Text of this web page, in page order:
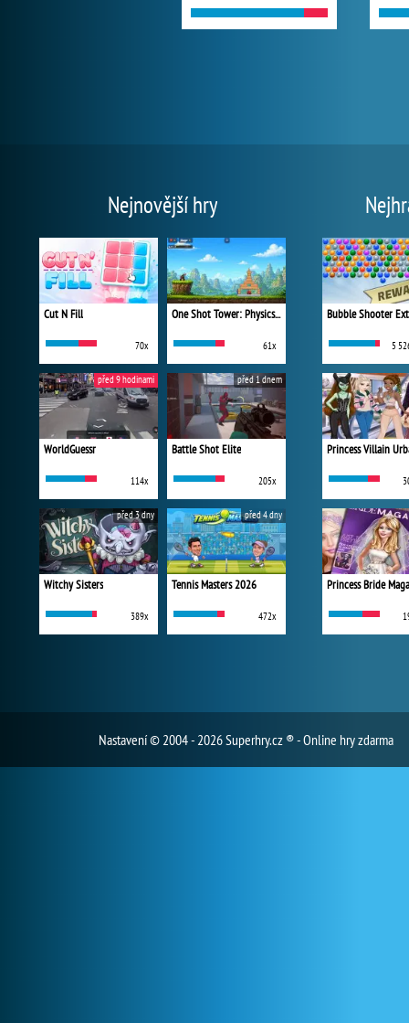
Nejnovější hry
Cut N Fill
70x
One Shot Tower: Physics Destroyer
61x
WorldGuessr
114x
před 9 hodinami
Battle Shot Elite
205x
před 1 dnem
Witchy Sisters
389x
před 3 dny
Tennis Masters 2026
472x
před 4 dny
Bubble Shooter
5
Princess Bride
Nastavení© 2004 - 2026 Superhry.cz ® - Online hry zdarma